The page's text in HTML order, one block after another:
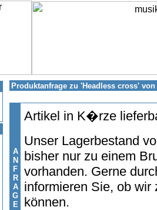
Produktanfrage zu 'Headless cross' von
A
N
F
R
A
G
E
Artikel in K�rze
Unser Lagerbestand
bisher nur zu einem
vorhanden. Gerne
informieren Sie, ob wir
können.